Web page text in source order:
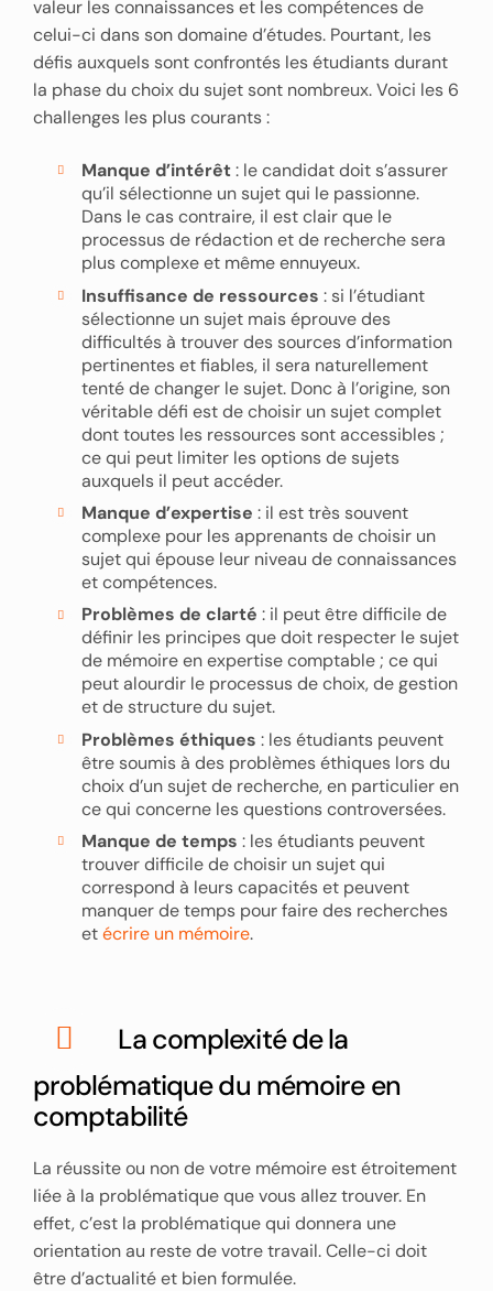
valeur les connaissances et les compétences de
celui-ci dans son domaine d’études. Pourtant, les
défis auxquels sont confrontés les étudiants durant
la phase du choix du sujet sont nombreux. Voici les 6
challenges les plus courants :
Manque d’intérêt: le candidat doit s’assurer
qu’il sélectionne un sujet qui le passionne.
Dans le cas contraire, il est clair que le
processus de rédaction et de recherche sera
plus complexe et même ennuyeux.
Insuffisance de ressources : si l’étudiant
sélectionne un sujet mais éprouve des
difficultés à trouver des sources d’information
pertinentes et fiables, il sera naturellement
tenté de changer le sujet. Donc à l’origine, son
véritable défi est de choisir un sujet complet
dont toutes les ressources sont accessibles ;
ce qui peut limiter les options de sujets
auxquels il peut accéder.
Manque d’expertise : il est très souvent
complexe pour les apprenants de choisir un
sujet qui épouse leur niveau de connaissances
et compétences.
Problèmes de clarté : il peut être difficile de
définir les principes que doit respecter le sujet
de mémoire en expertise comptable ; ce qui
peut alourdir le processus de choix, de gestion
et de structure du sujet.
Problèmes éthiques : les étudiants peuvent
être soumis à des problèmes éthiques lors du
choix d’un sujet de recherche, en particulier en
ce qui concerne les questions controversées.
Manque de temps : les étudiants peuvent
trouver difficile de choisir un sujet qui
correspond à leurs capacités et peuvent
manquer de temps pour faire des recherches
etécrire un mémoire.
La complexité de la
problématique du mémoire en
comptabilité
La réussite ou non de votre mémoire est étroitement
liée à la problématique que vous allez trouver. En
effet, c’est la problématique qui donnera une
orientation au reste de votre travail. Celle-ci doit
être d’actualité et bien formulée.